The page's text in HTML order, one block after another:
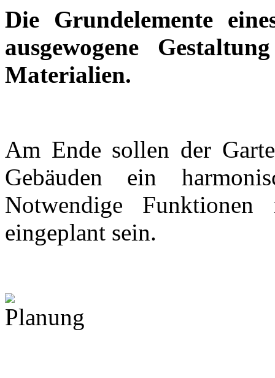
Die Grundelemente
ausgewogene
Materialien.
Am Ende sollen der
Gebäuden ein
Notwendige
eingeplant sein.